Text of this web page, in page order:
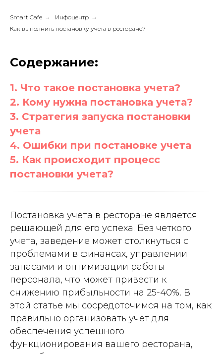
Smart Cafe → Инфоцентр →
Как выполнить постановку учета в ресторане?
Содержание:
1. Что такое постановка учета?
2. Кому нужна постановка учета?
3. Стратегия запуска постановки
учета
4. Ошибки при постановке учета
5. Как происходит процесс
постановки учета?
Постановка учета в ресторане является
решающей для его успеха. Без четкого
учета, заведение может столкнуться с
проблемами в финансах, управлении
запасами и оптимизации работы
персонала, что может привести к
снижению прибыльности на 25-40%. В
этой статье мы сосредоточимся на том, как
правильно организовать учет для
обеспечения успешного
функционирования вашего ресторана,